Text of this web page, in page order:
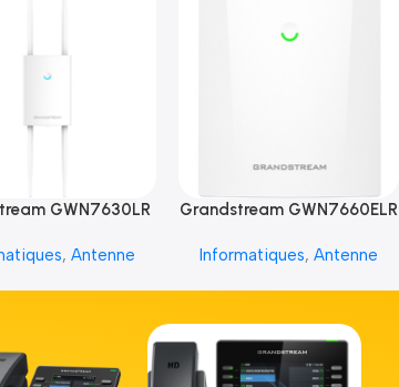
GWN7630LR
, Antenne
Grandstream GWN7660ELR
Informatiques, Antenne